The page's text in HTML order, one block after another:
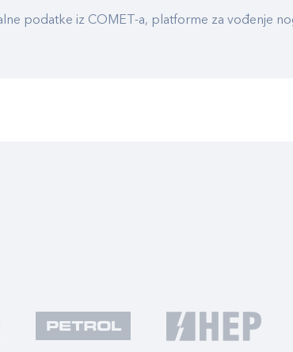
podatke iz COMET-a, platforme za vođenje